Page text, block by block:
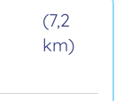
(7,2
km)